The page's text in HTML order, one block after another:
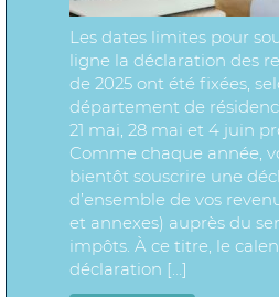
Les dates limites pour
ligne la déclaration des
de 2025 ont été fixées,
département de
21 mai, 28 mai et 4 juin
Comme chaque année,
bientôt souscrire une
d’ensemble de vos
et annexes) auprès du
impôts. À ce titre, le
déclaration […]